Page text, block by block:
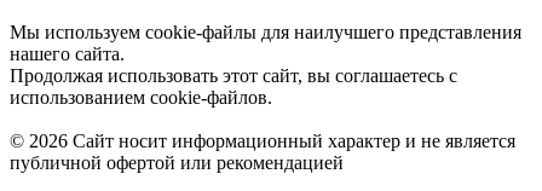
Мы используем cookie-файлы для наилучшего представления
нашего сайта.
Продолжая использовать этот сайт, вы соглашаетесь с
использованием cookie-файлов.
© 2026 Сайт носит информационный характер и не является
публичной офертой или рекомендацией